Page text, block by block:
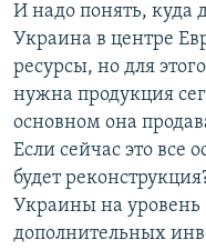
И надо понять, куда
Украина в центре
ресурсы, но для
нужна продукция
основном она
Если сейчас это все
будет
Украины на уровень
дополнительных